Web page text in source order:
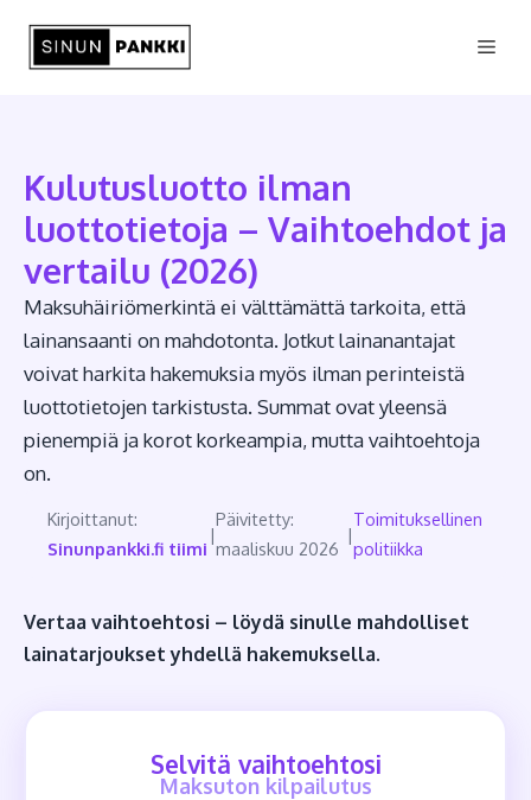
sisältöön
Kulutusluotto ilman
luottotietoja – Vaihtoehdot ja
vertailu (2026)
Maksuhäiriömerkintä ei välttämättä tarkoita, että
lainansaanti on mahdotonta. Jotkut lainanantajat
voivat harkita hakemuksia myös ilman perinteistä
luottotietojen tarkistusta. Summat ovat yleensä
pienempiä ja korot korkeampia, mutta vaihtoehtoja
on.
Kirjoittanut:
Sinunpankki.fi tiimi
|
Päivitetty:
maaliskuu 2026
|
Toimituksellinen
politiikka
Vertaa vaihtoehtosi – löydä sinulle mahdolliset
lainatarjoukset yhdellä hakemuksella.
Selvitä vaihtoehtosi
Maksuton kilpailutus